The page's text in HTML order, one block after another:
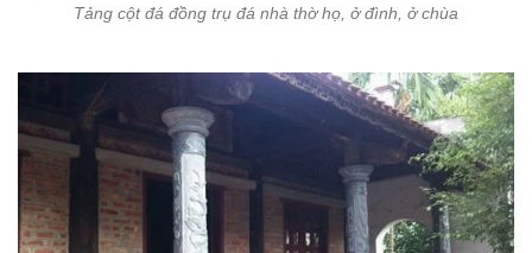
Tảng cột đá đồng trụ đá nhà thờ họ, ở đình, ở chùa